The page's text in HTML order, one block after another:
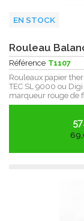
EN STOCK
Rouleau
Référence T1107
Rouleaux papier
TEC SL 9000 ou
marqueur rouge de